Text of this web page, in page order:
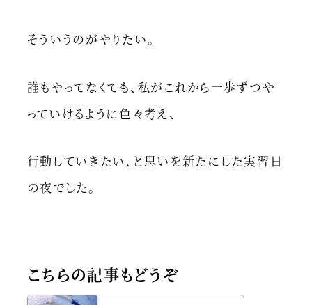
そういうのがやりたい。
誰もやってなくても、私がこれから一歩ずつや
っていけるように色々考え、
行動していきたい、と思いを新たにした実習日
の夜でした。
こちらの記事もどうぞ